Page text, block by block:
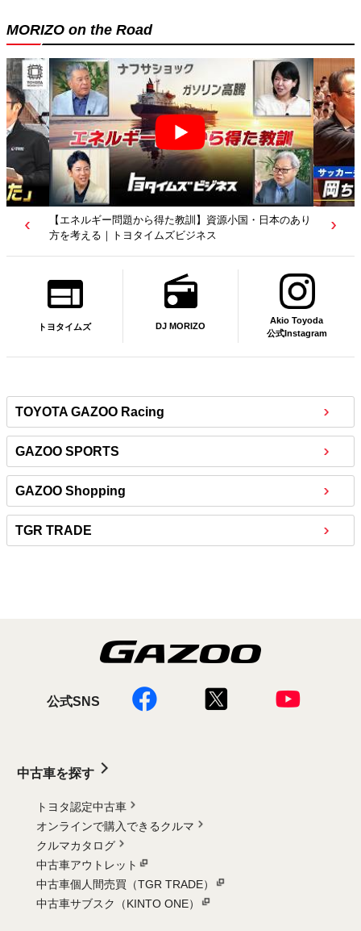
MORIZO on the Road
訓】資源小国・日本のあり 【若者たちへ】岡田武史さんが“特別授業”で語
｜サッカー日本代表元監督｜トヨタイムズニュ
トヨタイムズ DJ MORIZO
Akio Toyoda
公式Instagram
TOYOTA GAZOO Racing
GAZOO SPORTS
GAZOO Shopping
TGR TRADE
公式SNS
中古車を探す
トヨタ認定中古車
オンラインで購入できるクルマ
クルマカタログ
中古車アウトレット
中古車個人間売買（TGR TRADE）
中古車サブスク（KINTO ONE）